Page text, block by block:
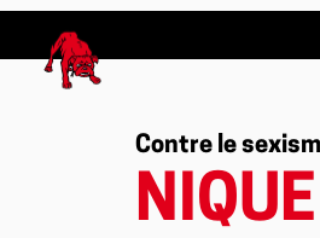
Contre le